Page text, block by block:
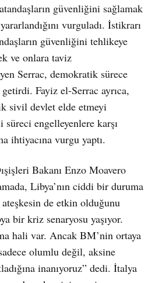
güvenliğini sağlamak
vurguladı. İstikrarı
güvenliğini tehlikeye
ve onlara taviz
Serrac, demokratik sürece
Fayiz el-Serrac ayrıca,
sivil devlet elde etmeyi
süreci engelleyenlere karşı
ihtiyacına vurgu yaptı.
Bakanı Enzo Moavero
Libya’nın ciddi bir duruma
de etkin olduğunu
bir kriz senaryosu yaşıyor.
hali var. Ancak BM’nin ortaya
olumlu değil, aksine
inanıyoruz” dedi. İtalya